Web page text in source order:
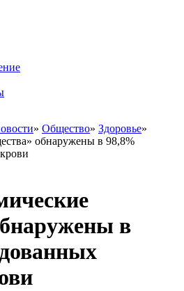
» Общество» Здоровье»
обнаружены в 98,8%
в